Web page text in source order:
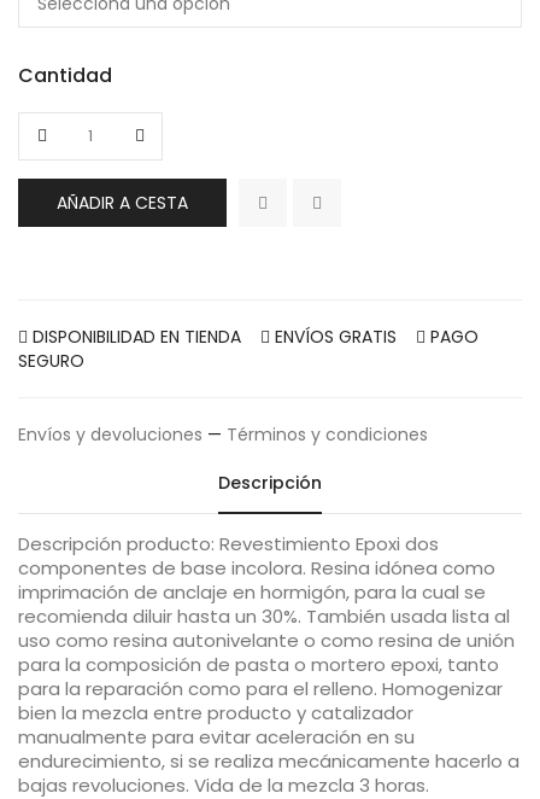
Cantidad
AÑADIR A CESTA
DISPONIBILIDAD EN TIENDA ENVÍOS GRATIS
PAGO
SEGURO
Envíos y devoluciones — Términos y condiciones
Descripción
Descripción producto: Revestimiento Epoxi dos
componentes de base incolora. Resina idónea como
imprimación de anclaje en hormigón, para la cual se
recomienda diluir hasta un 30%. También usada lista al
uso como resina autonivelante o como resina de unión
para la composición de pasta o mortero epoxi, tanto
para la reparación como para el relleno. Homogenizar
bien la mezcla entre producto y catalizador
manualmente para evitar aceleración en su
endurecimiento, si se realiza mecánicamente hacerlo a
bajas revoluciones. Vida de la mezcla 3 horas.